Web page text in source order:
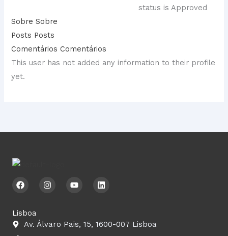
status is Approved
Sobre Sobre
Posts Posts
Comentários Comentários
This user has not added any information to their profile
yet.
F
a
b
o
I
n
g
r
Y
o
b
e
L
i
d
i
Lisboa
Av. Álvaro Pais, 15, 1600-007 Lisboa